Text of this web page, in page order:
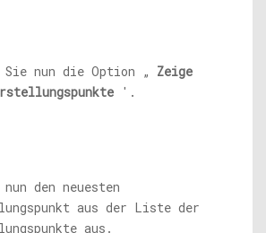
nun die Option „ Zeige
'.
den neuesten
aus der Liste der
aus.